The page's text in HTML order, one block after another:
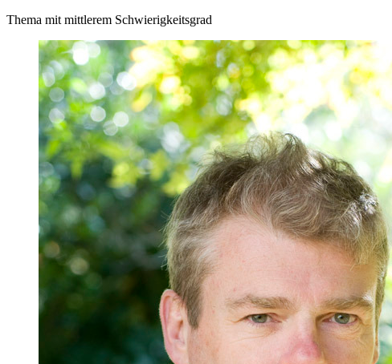
Thema mit mittlerem Schwierigkeitsgrad